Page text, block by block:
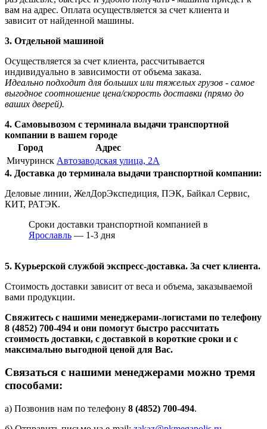
вам на адрес. Оплата осуществляется за счет клиента и
зависит от найденной машины.
3. Отдельной машиной
Осуществляется за счет клиента, рассчитывается
индивидуально в зависимости от объема заказа.
Идеально подходит для больших или тяжелых грузов - самое
выгодное соотношение цена/скорость доставки (прямо до
ваших дверей).
4. Самовывозом с терминала выдачи транспортной
компании в вашем городе
Город
Адрес
Мичуринск Автозаводская улица, 2А
4. Доставка до терминала выдачи транспортной компании:
Деловые линии, ЖелДорЭкспедиция, ПЭК, Байкал Сервис,
КИТ, РАТЭК.
Сроки доставки транспортной компанией в
Ярославль — 1-3 дня
5. Курьерской службой экспресс-доставка. За счет клиента.
Стоимость доставки зависит от веса и объема, заказываемой
вами продукции.
Свяжитесь с нашими менеджерами-логистами по телефону
8 (4852) 700-494 и они помогут быстро рассчитать
стоимость доставки, с доставкой в короткие сроки и с
максимально выгодной ценой для Вас.
Связаться с нашими менеджерами можно тремя
способами:
а) Позвонив нам по телефону 8 (4852) 700-494.